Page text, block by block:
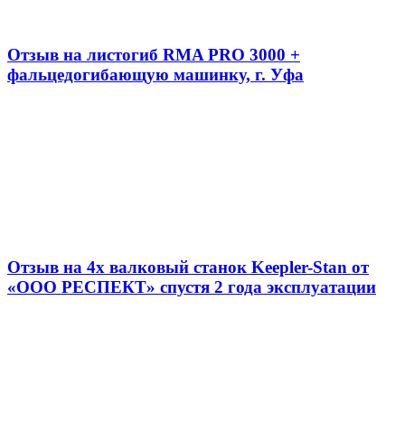
Отзыв на листогиб RMA PRO 3000 +
фальцедогибающую машинку, г. Уфа
Отзыв на 4х валковый станок Keepler-Stan от
«ООО РЕСПЕКТ» спустя 2 года эксплуатации